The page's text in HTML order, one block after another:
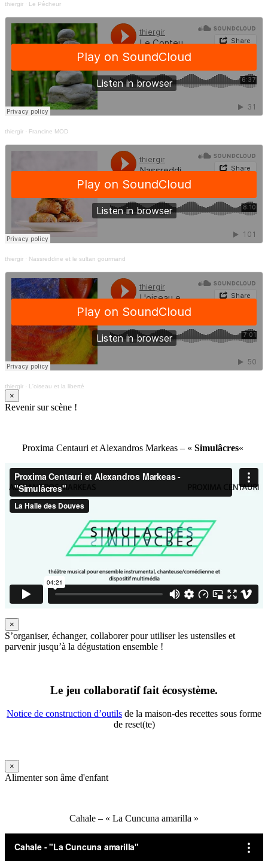
thiergir · Le Pêcheur
thiergir · Francine MOD
thiergir · Nassreddine et le sultan gourmand
thiergir · L'oiseau et la liberté
×
Revenir sur scène !
Proxima Centauri et Alexandros Markeas – « Simulâcres«
×
S’organiser, échanger, collaborer pour utiliser les ustensiles et
parvenir jusqu’à la dégustation ensemble !
Le jeu collaboratif fait écosystème.
Notice de construction d’outils de la maison-des recettes sous forme
de reset(te)
×
Alimenter son âme d'enfant
Cahale – « La Cuncuna amarilla »